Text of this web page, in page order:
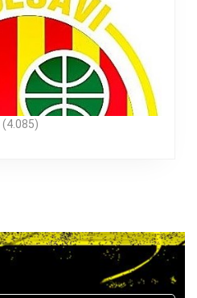
(4.085)